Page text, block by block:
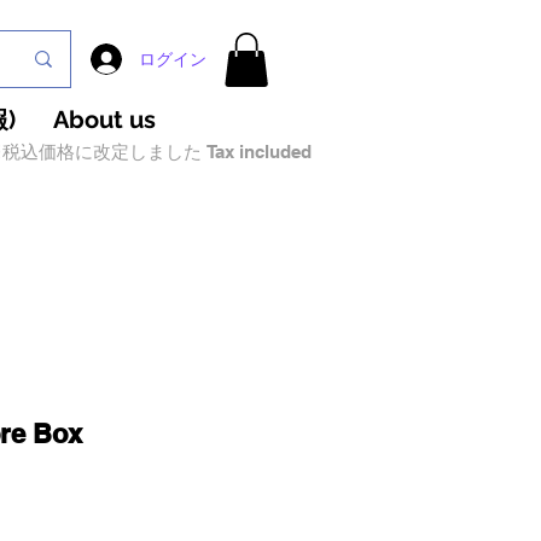
ログイン
) About us
込価格に改定しました Tax included
Box